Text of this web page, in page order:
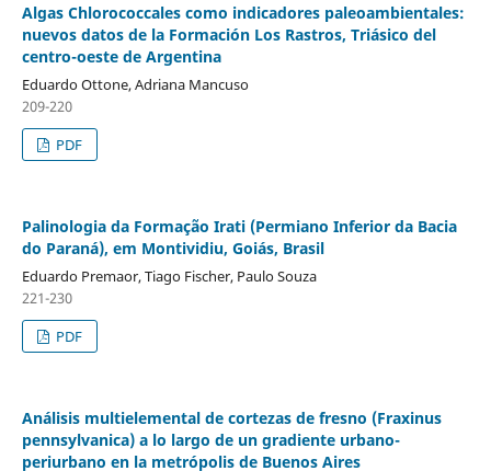
Algas Chlorococcales como indicadores paleoambientales:
nuevos datos de la Formación Los Rastros, Triásico del
centro-oeste de Argentina
Eduardo Ottone, Adriana Mancuso
209-220
PDF
Palinologia da Formação Irati (Permiano Inferior da Bacia
do Paraná), em Montividiu, Goiás, Brasil
Eduardo Premaor, Tiago Fischer, Paulo Souza
221-230
PDF
Análisis multielemental de cortezas de fresno (Fraxinus
pennsylvanica) a lo largo de un gradiente urbano-
periurbano en la metrópolis de Buenos Aires